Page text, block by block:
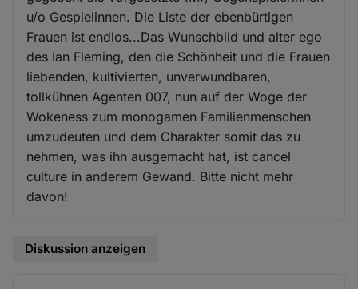
u/o Gespielinnen. Die Liste der ebenbürtigen
Frauen ist endlos...Das Wunschbild und alter ego
des Ian Fleming, den die Schönheit und die Frauen
liebenden, kultivierten, unverwundbaren,
tollkühnen Agenten 007, nun auf der Woge der
Wokeness zum monogamen Familienmenschen
umzudeuten und dem Charakter somit das zu
nehmen, was ihn ausgemacht hat, ist cancel
culture in anderem Gewand. Bitte nicht mehr
davon!
Diskussion anzeigen